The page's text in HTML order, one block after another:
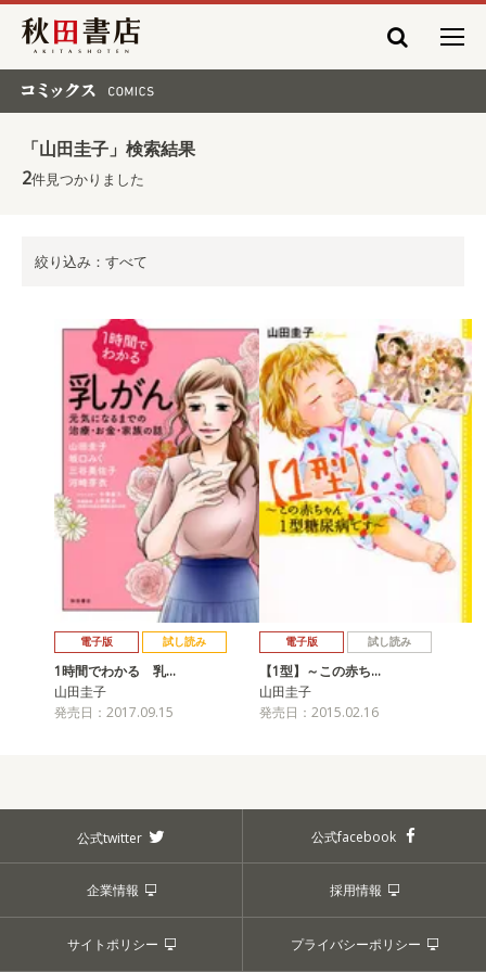
秋田書店
「山田圭子」検索結果
2件見つかりました
絞り込み：すべて
電子版 試し読み
1時間でわかる 乳…
山田圭子
発売日：2017.09.15
電子版 試し読み
【1型】～この赤ち…
山田圭子
発売日：2015.02.16
公式twitter 公式facebook
企業情報 採用情報
サイトポリシー プライバシーポリシー